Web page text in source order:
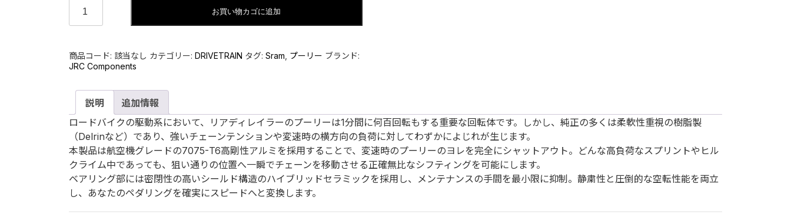
Pulley
Wheels
SRAM
AXS
D1
ス
ラ
ム
D1
用
ハ
イ
お買い物カゴに追加
商品コード: 該当なし カテゴリー: DRIVETRAIN タグ: Sram プーリー ブランド:
JRC Components
説明
追加情報
ロードバイクの駆動系において、リアディレイラーのプーリーは1分間に何百回転もする重要な回転体です。しかし、純正の多くは柔軟性重視の樹脂製
（Delrinなど）であり、強いチェーンテンションや変速時の横方向の負荷に対してわずかによじれが生じます。
本製品は航空機グレードの7075-T6高剛性アルミを採用することで、変速時のプーリーのヨレを完全にシャットアウト。どんな高負荷なスプリントやヒル
クライム中であっても、狙い通りの位置へ一瞬でチェーンを移動させる正確無比なシフティングを可能にします。
ベアリング部には密閉性の高いシールド構造のハイブリッドセラミックを採用し、メンテナンスの手間を最小限に抑制。静粛性と圧倒的な空転性能を両立
し、あなたのペダリングを確実にスピードへと変換します。